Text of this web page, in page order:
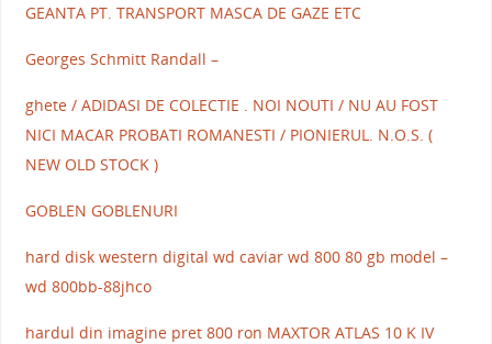
GEANTA PT. TRANSPORT MASCA DE GAZE ETC
Georges Schmitt Randall –
ghete / ADIDASI DE COLECTIE . NOI NOUTI / NU AU FOST
NICI MACAR PROBATI ROMANESTI / PIONIERUL. N.O.S. (
NEW OLD STOCK )
GOBLEN GOBLENURI
hard disk western digital wd caviar wd 800 80 gb model –
wd 800bb-88jhco
hardul din imagine pret 800 ron MAXTOR ATLAS 10 K IV